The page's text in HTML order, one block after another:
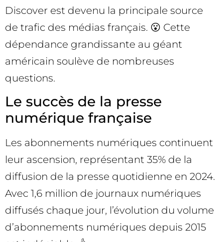
Discover est devenu la principale source
de trafic des médias français. 😮 Cette
dépendance grandissante au géant
américain soulève de nombreuses
questions.
Le succès de la presse
numérique française
Les abonnements numériques continuent
leur ascension, représentant 35% de la
diffusion de la presse quotidienne en 2024.
Avec 1,6 million de journaux numériques
diffusés chaque jour, l’évolution du volume
d’abonnements numériques depuis 2015